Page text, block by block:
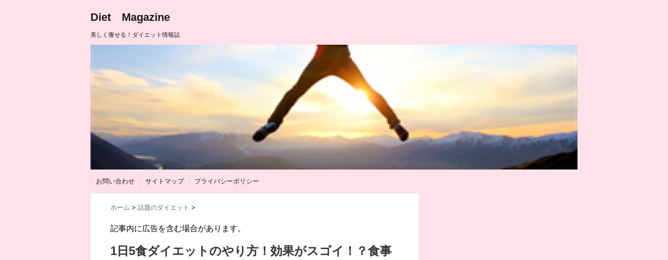
Diet Magazine
美しく痩せる！ダイエット情報誌
お問い合わせ サイトマップ プライバシーポリシー
ホーム > 話題のダイエット >
記事内に広告を含む場合があります。
1日5食ダイエットのやり方！効果がスゴイ！？食事